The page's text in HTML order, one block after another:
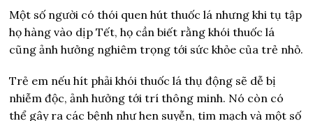
Một số người có thói quen hút thuốc lá nhưng khi tụ tập
họ hàng vào dịp Tết, họ cần biết rằng khói thuốc lá
cũng ảnh hưởng nghiêm trọng tới sức khỏe của trẻ nhỏ.
Trẻ em nếu hít phải khói thuốc lá thụ động sẽ dễ bị
nhiễm độc, ảnh hưởng tới trí thông minh. Nó còn có
thể gây ra các bệnh như hen suyễn, tim mạch và một số